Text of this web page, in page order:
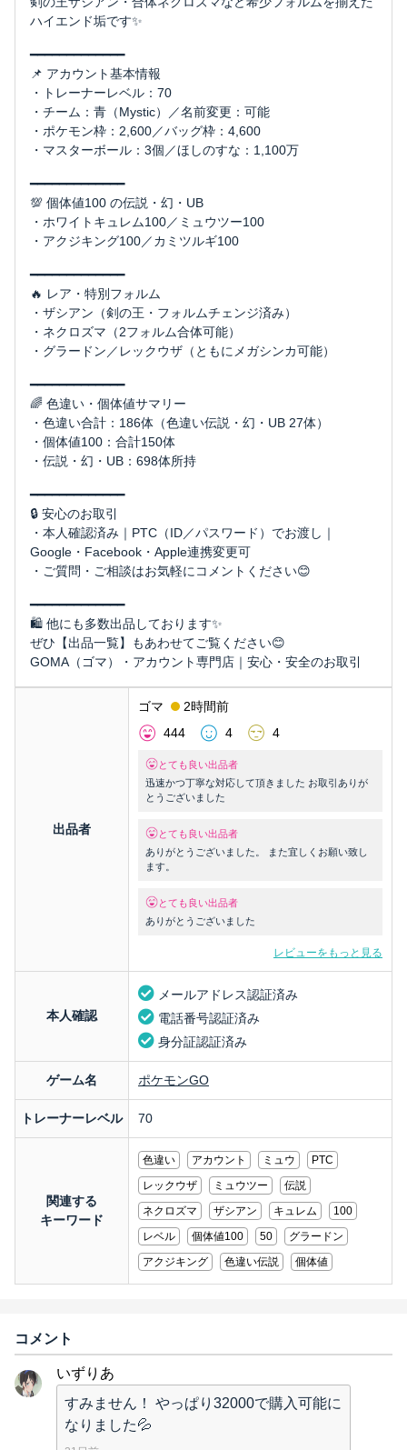
ハイエンド垢です✨
━━━━━━━━━━━━━
📌 アカウント基本情報
・トレーナーレベル：70
・チーム：青（Mystic）／名前変更：可能
・ポケモン枠：2,600／バッグ枠：4,600
・マスターボール：3個／ほしのすな：1,100万
━━━━━━━━━━━━━
💯 個体値100 の伝説・幻・UB
・ホワイトキュレム100／ミュウツー100
・アクジキング100／カミツルギ100
━━━━━━━━━━━━━
🔥 レア・特別フォルム
・ザシアン（剣の王・フォルムチェンジ済み）
・ネクロズマ（2フォルム合体可能）
・グラードン／レックウザ（ともにメガシンカ可能）
━━━━━━━━━━━━━
🌈 色違い・個体値サマリー
・色違い合計：186体（色違い伝説・幻・UB 27体）
・個体値100：合計150体
・伝説・幻・UB：698体所持
━━━━━━━━━━━━━
🔒 安心のお取引
・本人確認済み｜PTC（ID／パスワード）でお渡し｜
Google・Facebook・Apple連携変更可
・ご質問・ご相談はお気軽にコメントください😊
━━━━━━━━━━━━━
🛍 他にも多数出品しております✨
ぜひ【出品一覧】もあわせてご覧ください😊
GOMA（ゴマ）・アカウント専門店｜安心・安全のお取引
出品者
ゴマ
2時間前
444
4 4
とても良い出品者
迅速かつ丁寧な対応して頂きました お取引ありが
とうございました
とても良い出品者
ありがとうございました。 また宜しくお願い致し
ます。
とても良い出品者
ありがとうございました
レビューをもっと見る
本人確認
メールアドレス認証済み
電話番号認証済み
身分証認証済み
ゲーム名 ポケモンGO
トレーナーレベル 70
関連する
キーワード
色違い アカウント ミュウ
PTC
レックウザ
ミュウツー
伝説
ネクロズマ
ザシアン キュレム
100
レベル
個体値100 50
グラードン
アクジキング
色違い伝説 個体値
コメント
いずりあ
すみません！ やっぱり32000で購入可能に
なりました💦